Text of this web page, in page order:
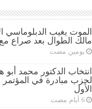
الموت يغيب الدبلوماسي
مالك الطوال بعد صراع
‏يومين مضت
انتخاب الدكتور محمد أبو
لحزب مبادرة في المؤتمر
الأول
‏6 أيام مضت